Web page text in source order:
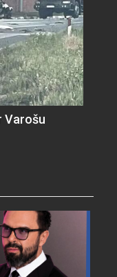
Varošu